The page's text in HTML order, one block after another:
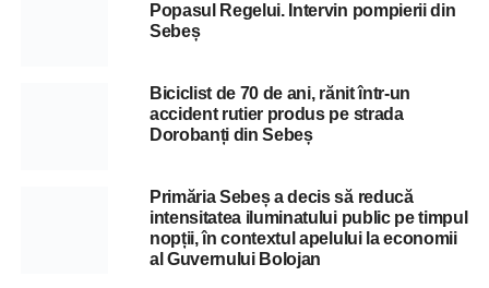
Popasul Regelui. Intervin pompierii din
Sebeș
Biciclist de 70 de ani, rănit într-un
accident rutier produs pe strada
Dorobanți din Sebeș
Primăria Sebeș a decis să reducă
intensitatea iluminatului public pe timpul
nopții, în contextul apelului la economii
al Guvernului Bolojan